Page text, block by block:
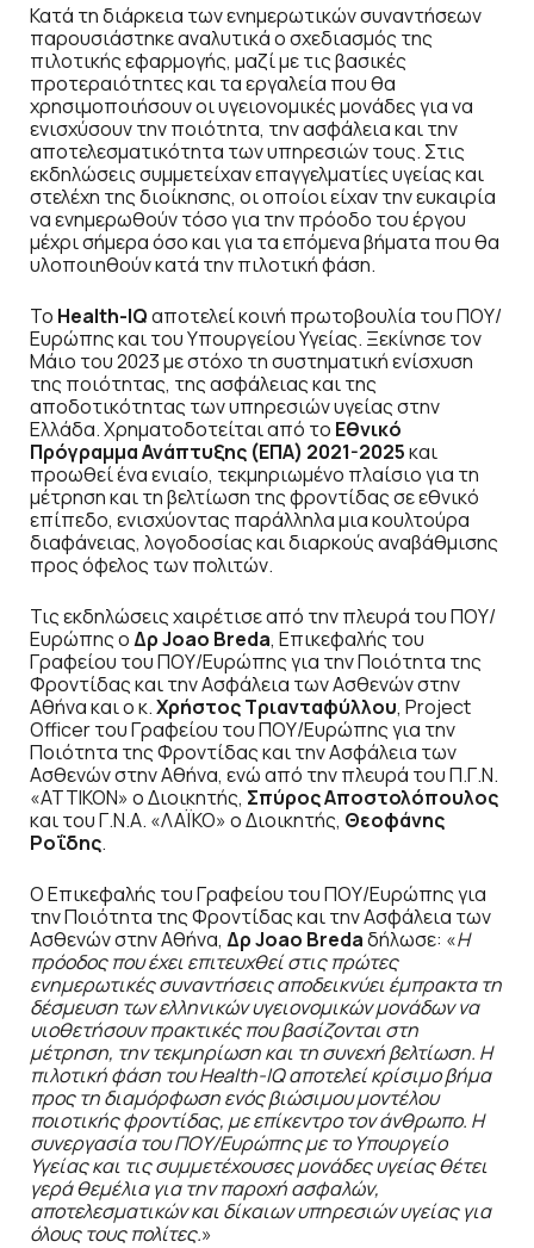
Κατά τη διάρκεια των ενημερωτικών συναντήσεων
παρουσιάστηκε αναλυτικά ο σχεδιασμός της
πιλοτικής εφαρμογής, μαζί με τις βασικές
προτεραιότητες και τα εργαλεία που θα
χρησιμοποιήσουν οι υγειονομικές μονάδες για να
ενισχύσουν την ποιότητα, την ασφάλεια και την
αποτελεσματικότητα των υπηρεσιών τους. Στις
εκδηλώσεις συμμετείχαν επαγγελματίες υγείας και
στελέχη της διοίκησης, οι οποίοι είχαν την ευκαιρία
να ενημερωθούν τόσο για την πρόοδο του έργου
μέχρι σήμερα όσο και για τα επόμενα βήματα που θα
υλοποιηθούν κατά την πιλοτική φάση.
Το Health-IQαποτελεί κοινή πρωτοβουλία του ΠΟΥ/
Ευρώπης και του Υπουργείου Υγείας. Ξεκίνησε τον
Μάιο του 2023 με στόχο τη συστηματική ενίσχυση
της ποιότητας, της ασφάλειας και της
αποδοτικότητας των υπηρεσιών υγείας στην
Ελλάδα. Χρηματοδοτείται από το Εθνικό
Πρόγραμμα Ανάπτυξης (ΕΠΑ) 2021-2025και
προωθεί ένα ενιαίο, τεκμηριωμένο πλαίσιο για τη
μέτρηση και τη βελτίωση της φροντίδας σε εθνικό
επίπεδο, ενισχύοντας παράλληλα μια κουλτούρα
διαφάνειας, λογοδοσίας και διαρκούς αναβάθμισης
προς όφελος των πολιτών.
Τις εκδηλώσεις χαιρέτισε από την πλευρά του ΠΟΥ/
Ευρώπης οΔρ Joao Breda, Επικεφαλής του
Γραφείου του ΠΟΥ/Ευρώπης για την Ποιότητα της
Φροντίδας και την Ασφάλεια των Ασθενών στην
Αθήνα και ο κ.Χρήστος Τριανταφύλλου, Project
Officer του Γραφείου του ΠΟΥ/Ευρώπης για την
Ποιότητα της Φροντίδας και την Ασφάλεια των
Ασθενών στην Αθήνα, ενώ από την πλευρά του Π.Γ.Ν.
«ΑΤΤΙΚΟΝ» ο Διοικητής, Σπύρος Αποστολόπουλος
και του Γ.Ν.Α. «ΛΑΪΚΟ» ο Διοικητής, Θεοφάνης
Ροΐδης.
Ο Επικεφαλής του Γραφείου του ΠΟΥ/Ευρώπης για
την Ποιότητα της Φροντίδας και την Ασφάλεια των
Ασθενών στην Αθήνα, Δρ Joao Bredaδήλωσε: «Η
πρόοδος που έχει επιτευχθεί στις πρώτες
ενημερωτικές συναντήσεις αποδεικνύει έμπρακτα τη
δέσμευση των ελληνικών υγειονομικών μονάδων να
υιοθετήσουν πρακτικές που βασίζονται στη
μέτρηση, την τεκμηρίωση και τη συνεχή βελτίωση. Η
πιλοτική φάση του Health-IQ αποτελεί κρίσιμο βήμα
προς τη διαμόρφωση ενός βιώσιμου μοντέλου
ποιοτικής φροντίδας, με επίκεντρο τον άνθρωπο. Η
συνεργασία του ΠΟΥ/Ευρώπης με το Υπουργείο
Υγείας και τις συμμετέχουσες μονάδες υγείας θέτει
γερά θεμέλια για την παροχή ασφαλών,
αποτελεσματικών και δίκαιων υπηρεσιών υγείας για
όλους τους πολίτες.»